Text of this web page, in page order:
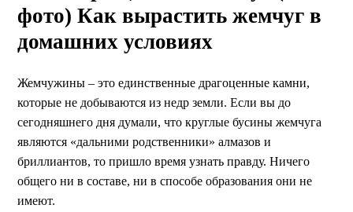
фото) Как вырастить жемчуг в
домашних условиях
Жемчужины – это единственные драгоценные камни,
которые не добываются из недр земли. Если вы до
сегодняшнего дня думали, что круглые бусины жемчуга
являются «дальними родственники» алмазов и
бриллиантов, то пришло время узнать правду. Ничего
общего ни в составе, ни в способе образования они не
имеют.